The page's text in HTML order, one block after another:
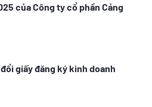
của Công ty cổ phần Cảng
giấy đăng ký kinh doanh